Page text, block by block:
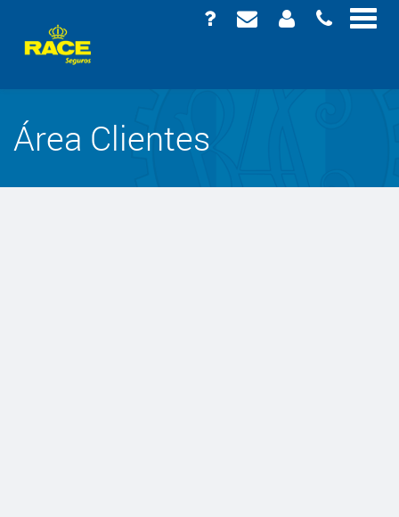
Área Clientes